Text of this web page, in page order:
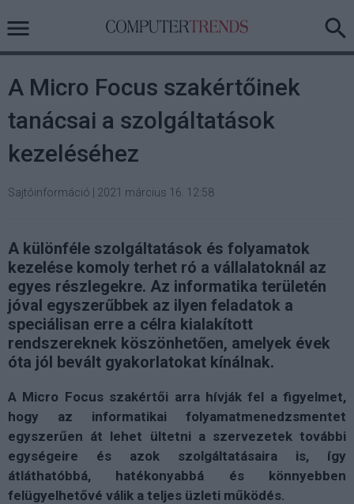
A Micro Focus szakértőinek
tanácsai a szolgáltatások
kezeléséhez
Sajtóinformáció 2021 március 16. 12:58
A különféle szolgáltatások és folyamatok
kezelése komoly terhet ró a vállalatoknál az
egyes részlegekre. Az informatika területén
jóval egyszerűbbek az ilyen feladatok a
speciálisan erre a célra kialakított
rendszereknek köszönhetően, amelyek évek
óta jól bevált gyakorlatokat kínálnak.
A Micro Focus szakértői arra hívják fel a figyelmet,
hogy az informatikai folyamatmenedzsmentet
egyszerűen át lehet ültetni a szervezetek további
egységeire és azok szolgáltatásaira is, így
átláthatóbbá, hatékonyabbá és könnyebben
felügyelhetővé válik a teljes üzleti működés.